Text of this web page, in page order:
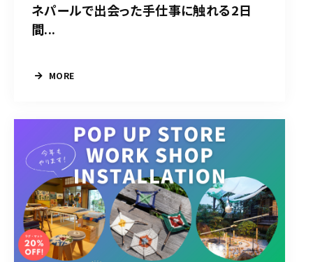
ネパールで出会った手仕事に触れる2日
間...
MORE